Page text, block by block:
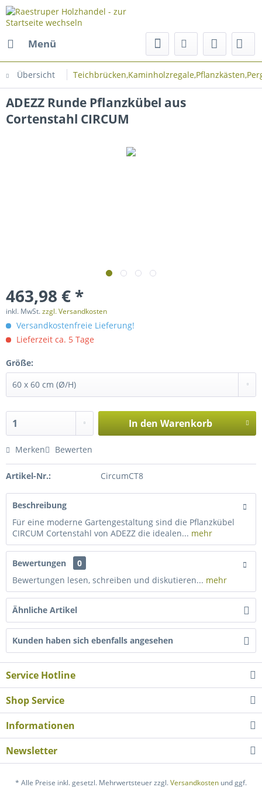
Menü
Übersicht
ADEZZ Runde Pflanzkübel aus
Cortenstahl CIRCUM
463,98 € *
inkl. MwSt.zzgl. Versandkosten
Versandkostenfreie Lieferung!
Lieferzeit ca. 5 Tage
Größe:
In den Warenkorb
Merken Bewerten
Artikel-Nr.: CircumCT8
Beschreibung
Für eine moderne Gartengestaltung sind die Pflanzkübel
CIRCUM Cortenstahl von ADEZZ die idealen... mehr
Bewertungen
0
Bewertungen lesen, schreiben und diskutieren... mehr
Ähnliche Artikel
Kunden haben sich ebenfalls angesehen
Service Hotline
Shop Service
Informationen
Newsletter
* Alle Preise inkl. gesetzl. Mehrwertsteuer zzgl.Versandkosten und ggf.